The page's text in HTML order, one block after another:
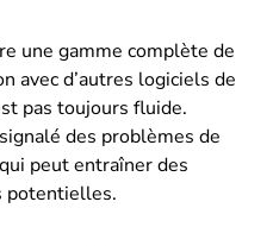
une gamme complète de
avec d’autres logiciels de
pas toujours fluide.
des problèmes de
peut entraîner des
potentielles​​.